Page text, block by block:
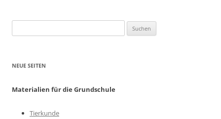
nach:
NEUE SEITEN
Materialien für die Grundschule
Tierkunde